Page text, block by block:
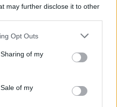
may further disclose it to other
Opt Outs
of my
of my